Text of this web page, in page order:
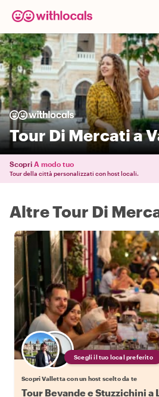
Tour Di Mercati a
Scopri A modo tuo
Tour della città personalizzati con host locali.
Altre Tour Di
Scegli il tuo local preferito
Scopri Valletta con un host scelto da te
Tour Bevande e Stuzzichini a